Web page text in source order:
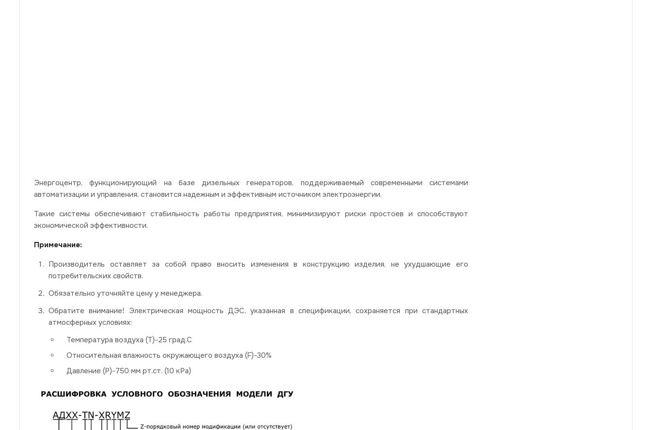
Энергоцентр, функционирующий на базе дизельных генераторов, поддерживаемый современными системами
автоматизации и управления, становится надежным и эффективным источником электроэнергии.
Такие системы обеспечивают стабильность работы предприятия, минимизируют риски простоев и способствуют
экономической эффективности.
Примечание:
Производитель оставляет за собой право вносить изменения в конструкцию изделия, не ухудшающие его
потребительских свойств.
Обязательно уточняйте цену у менеджера.
Обратите внимание! Электрическая мощность ДЭС, указанная в спецификации, сохраняется при стандартных
атмосферных условиях:
Температура воздуха (Т)-25 град.С
Относительная влажность окружающего воздуха (F)-30%
Давление (P)-750 мм рт.ст. (10 кРа)